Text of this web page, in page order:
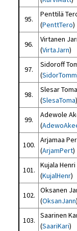
95.
Penttilä
(PenttTero)
96.
Virtanen
(VirtaJarn)
97.
Sidoroff
(SidorTomm
98.
Slesar
(SlesaToma)
99.
Adewole
(
100.
Arjamaa
(ArjamPert)
101.
Kujala Henri
(KujalHenr)
102.
Oksanen
(OksanJann)
103.
Saarinen
(SaariKari)